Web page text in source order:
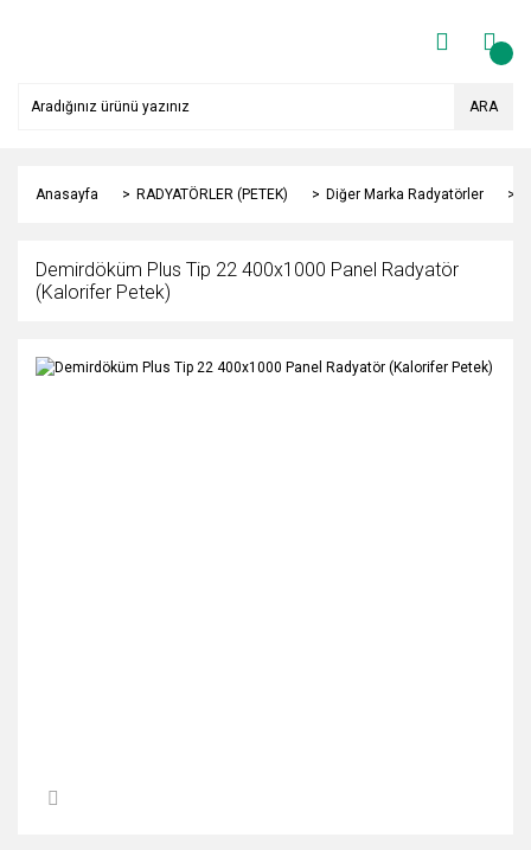
ARA
Anasayfa RADYATÖRLER (PETEK) Diğer Marka Radyatörler
Demirdöküm Plus Tip 22 400x1000 Panel Radyatör
(Kalorifer Petek)